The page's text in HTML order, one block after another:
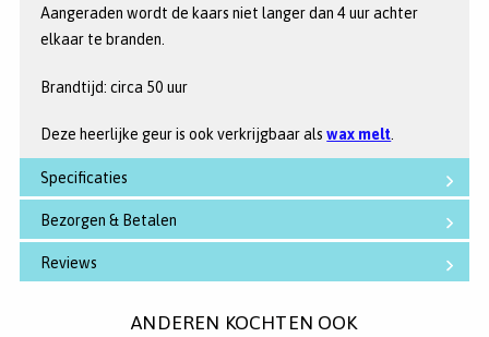
Aangeraden wordt de kaars niet langer dan 4 uur achter
elkaar te branden.
Brandtijd: circa 50 uur
Deze heerlijke geur is ook verkrijgbaar alswax melt
Specificaties
Bezorgen & Betalen
Reviews
ANDEREN KOCHTEN OOK